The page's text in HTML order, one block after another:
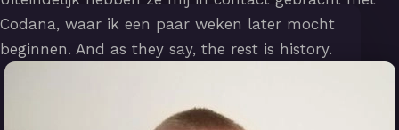
Codana, waar ik een paar weken later mocht
beginnen. And as they say, the rest is history.